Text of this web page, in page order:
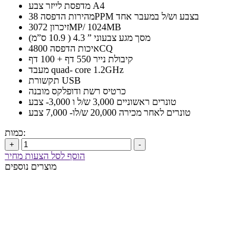
מדפסת לייזר צבע A4
מהירות הדפסה 38PPM בצבע וש/ל במעבר אחד
זיכרון 3072MP/ 1024MB
מסך מגע צבעוני ” 4.3 ( 10.9 ס”מ)
איכות הדפסה 4800CQ
קיבולת נייר 550 דף + 100 דף
מעבד quad- core 1.2GHz
תקשורת USB
כרטיס רשת ודופלקס מובנה
טונרים ראשוניים 3,000 ש/ל ו 3,000- צבע
טונרים לאחר מכירה 20,000 ש/לו- 7,000 צבע
כמות:
+ -
הוסף לסל הצעות מחיר
מוצרים נוספים